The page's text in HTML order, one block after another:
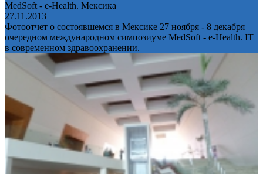
MedSoft - e-Health. Мексика
27.11.2013
Фотоотчет о состоявшемся в Мексике 27 ноября - 8 декабря
очередном международном симпозиуме MedSoft - e-Health. IT
в современном здравоохранении.